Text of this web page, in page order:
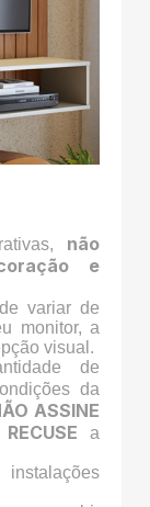
não
e
variar de
monitor, a
visual.
de
da
ASSINE
RECUSE a
instalações